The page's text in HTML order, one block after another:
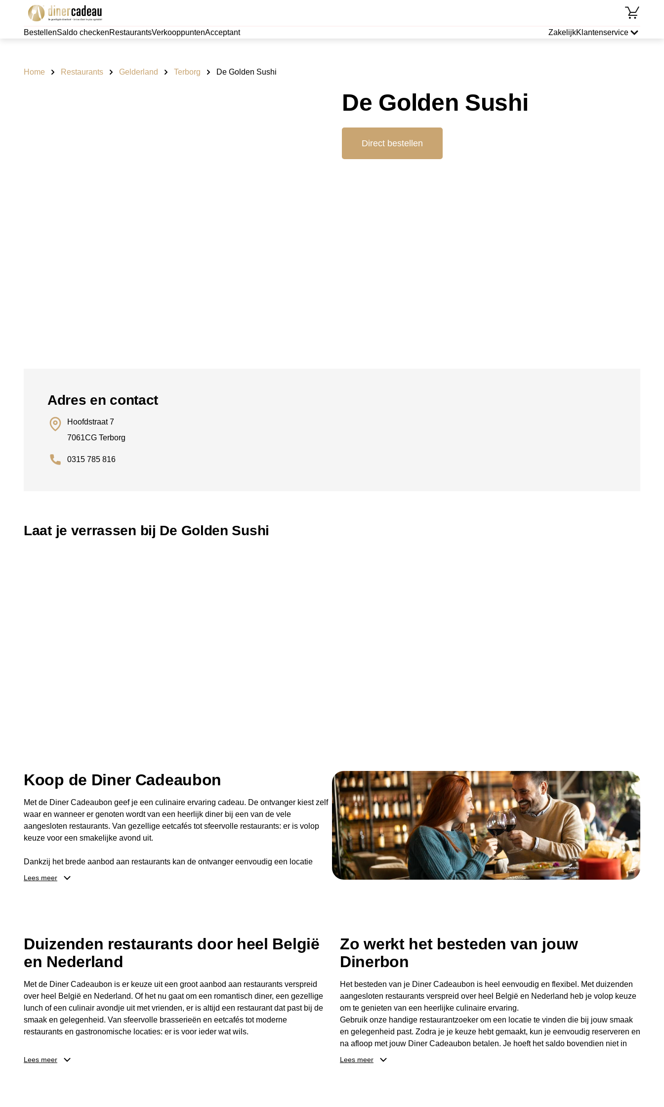
BestellenSaldo checkenRestaurantsVerkooppuntenAcceptant ZakelijkKlantenservice
Home Restaurants Gelderland Terborg De Golden Sushi
De Golden Sushi
Direct bestellen
Adres en contact
Hoofdstraat 7
7061CG Terborg
0315 785 816
Laat je verrassen bij De Golden Sushi
Koop de Diner Cadeaubon
Met de Diner Cadeaubon geef je een culinaire ervaring cadeau. De ontvanger kiest zelf
waar en wanneer er genoten wordt van een heerlijk diner bij een van de vele
aangesloten restaurants. Van gezellige eetcafés tot sfeervolle restaurants: er is volop
keuze voor een smakelijke avond uit.
Dankzij het brede aanbod aan restaurants kan de ontvanger eenvoudig een locatie
kiezen die past bij de smaak en gelegenheid. Zo geeft de Diner Cadeaubon niet alleen
Lees meer
Duizenden restaurants door heel België
en Nederland
Met de Diner Cadeaubon is er keuze uit een groot aanbod aan restaurants verspreid
over heel België en Nederland. Of het nu gaat om een romantisch diner, een gezellige
lunch of een culinair avondje uit met vrienden, er is altijd een restaurant dat past bij de
smaak en gelegenheid. Van sfeervolle brasserieën en eetcafés tot moderne
restaurants en gastronomische locaties: er is voor ieder wat wils.
Dankzij het brede aanbod is er altijd een restaurant in de buurt, bijvoorbeeld in
Lees meer
Zo werkt het besteden van jouw
Dinerbon
Het besteden van je Diner Cadeaubon is heel eenvoudig en flexibel. Met duizenden
aangesloten restaurants verspreid over heel België en Nederland heb je volop keuze
om te genieten van een heerlijke culinaire ervaring.
Gebruik onze handige restaurantzoeker om een locatie te vinden die bij jouw smaak
en gelegenheid past. Zodra je je keuze hebt gemaakt, kun je eenvoudig reserveren en
na afloop met jouw Diner Cadeaubon betalen. Je hoeft het saldo bovendien niet in
één keer te besteden. Het resterende bedrag blijft gewoon op de bon staan en kan
Lees meer